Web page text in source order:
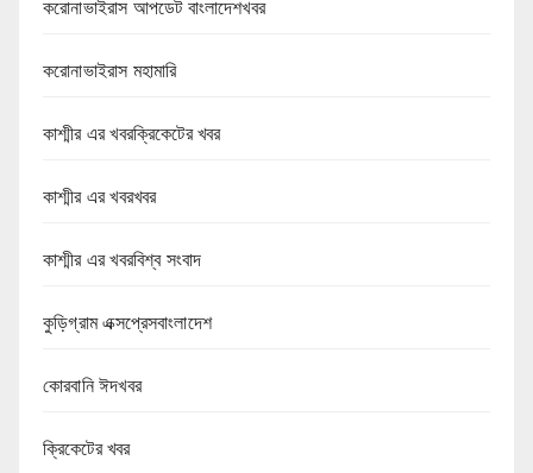
করোনাভাইরাস আপডেট বাংলাদেশখবর
করোনাভাইরাস মহামারি
কাশ্মীর এর খবরক্রিকেটের খবর
কাশ্মীর এর খবরখবর
কাশ্মীর এর খবরবিশ্ব সংবাদ
কুড়িগ্রাম এক্সপ্রেসবাংলাদেশ
কোরবানি ঈদখবর
ক্রিকেটের খবর